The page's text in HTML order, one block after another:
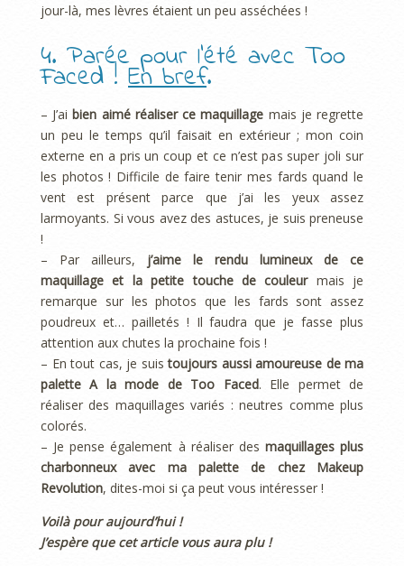
jour-là, mes lèvres étaient un peu asséchées !
4. Parée pour l’été avec Too
Faced ! En bref.
– J’aibien aimé réaliser ce maquillage mais je regrette
un peu le temps qu’il faisait en extérieur ; mon coin
externe en a pris un coup et ce n’est pas super joli sur
les photos ! Difficile de faire tenir mes fards quand le
vent est présent parce que j’ai les yeux assez
larmoyants. Si vous avez des astuces, je suis preneuse
!
– Par ailleurs, j’aime le rendu lumineux de ce
maquillage et la petite touche de couleurmais je
remarque sur les photos que les fards sont assez
poudreux et… pailletés ! Il faudra que je fasse plus
attention aux chutes la prochaine fois !
– En tout cas, je suis toujours aussi amoureuse de ma
palette A la mode de Too Faced. Elle permet de
réaliser des maquillages variés : neutres comme plus
colorés.
– Je pense également à réaliser des maquillages plus
charbonneux avec ma palette de chez Makeup
Revolution, dites-moi si ça peut vous intéresser !
Voilà pour aujourd’hui !
J’espère que cet article vous aura plu !